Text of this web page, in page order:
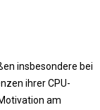
insbesondere bei
ihrer CPU-
am